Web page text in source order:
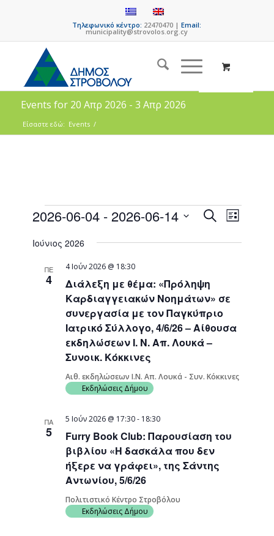
Τηλεφωνικό κέντρο: 22470470 |Email:
municipality@strovolos.org.cy
Events for 20 Απρ 2026 - 3 Απρ 2026
Είσαστε εδώ: Events /
Events
SearchEvent
Views
List
2026-06-04 - 2026-06-14
date.
Ιούνιος 2026
ΠΕ
4
Διάλεξη με θέμα: «Πρόληψη
Καρδιαγγειακών Νοημάτων» σε
συνεργασία με τον Παγκύπριο
Ιατρικό Σύλλογο, 4/6/26 – Αίθουσα
εκδηλώσεων Ι. Ν. Απ. Λουκά –
Συνοικ. Κόκκινες
4 Ιούν 2026 @ 18:30
Αιθ. εκδηλώσεων Ι.Ν. Απ. Λουκά - Συν. Κόκκινες
Εκδηλώσεις Δήμου
ΠΑ
5
Furry Book Club: Παρουσίαση του
βιβλίου «Η δασκάλα που δεν
ήξερε να γράφει», της Σάντης
Αντωνίου, 5/6/26
5 Ιούν 2026 @ 17:30- 18:30
Πολιτιστικό Κέντρο Στροβόλου
Εκδηλώσεις Δήμου